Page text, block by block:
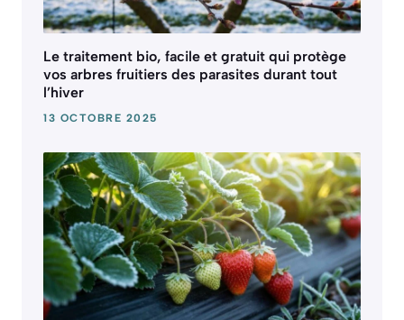
Le traitement bio, facile et gratuit qui protège
vos arbres fruitiers des parasites durant tout
l’hiver
13 OCTOBRE 2025